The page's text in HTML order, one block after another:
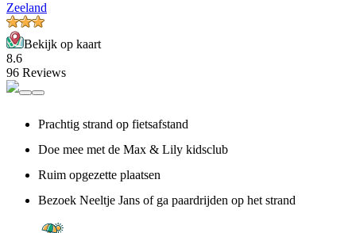
Zeeland
Bekijk op kaart
8.6
96 Reviews
Prachtig strand op fietsafstand
Doe mee met de Max & Lily kidsclub
Ruim opgezette plaatsen
Bezoek Neeltje Jans of ga paardrijden op het strand